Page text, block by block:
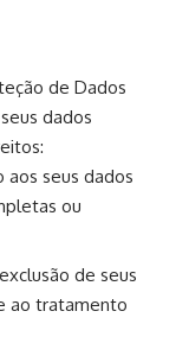
de Dados
dados
aos seus dados
ou
de seus
ao tratamento